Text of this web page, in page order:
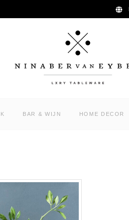
BAR & WIJN HOME DECOR